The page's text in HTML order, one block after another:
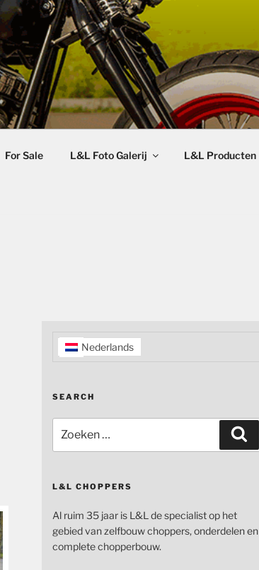
For Sale L&L Foto Galerij L&L Producten
Nederlands
SEARCH
naar:
L&L CHOPPERS
Al ruim 35 jaar is L&L de specialist op het
gebied van zelfbouw choppers, onderdelen en
complete chopperbouw.